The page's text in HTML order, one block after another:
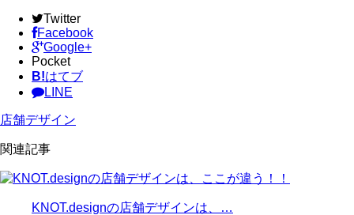
Twitter
Facebook
Google+
Pocket
B!はてブ
LINE
店舗デザイン
関連記事
KNOT.designの店舗デザインは、…